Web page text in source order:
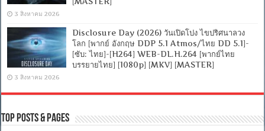
3 สิงหาคม 2026
Disclosure Day (2026) วันเปิดโปง ไขปริศนาลวง
โลก [พากย์ อังกฤษ DDP 5.1 Atmos/ไทย DD 5.1]-
[ซับ: ไทย]-[H264] WEB-DL.H.264 [พากย์ไทย
บรรยายไทย] [1080p] [MKV] [MASTER]
3 สิงหาคม 2026
Top Posts & Pages